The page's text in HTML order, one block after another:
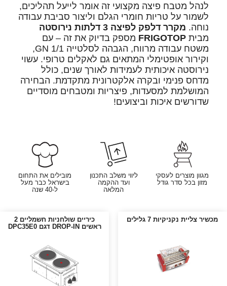
לנהל מטבח פיצה מקצועי זה אומר לייעל תהליכים,
לשמור על טריות חומרי הגלם וליצור סביבת עבודה
נוחה. מקרר דלפק לפיצה 3 דלתות נירוסטה
מבית FRIGOTOP מספק בדיוק את זה – עם
משטח עבודה מרווח, הגבהה לסלטייה 1/1 GN,
וקירור אופטימלי המתאים גם לאקלים טרופי. עשוי
נירוסטה איכותית לעמידות לאורך שנים, כולל
מדחס פנימי ובקרה אלקטרונית מתקדמת. הבחירה
המושלמת למסעדות, פיצריות ומטבחים מוסדיים
שדורשים איכות וביצועים!
מגוון מוצרים לעסקי
מזון בכל סדר גודל
ליווי משלב התכנון
ועד ההקמה
המלאה
מובילים את התחום
בישראל כבר מעל
ל-40 שנה
מכשיר צליית נקניקיות 7 גלילים
כיריים שולחניות חשמליים 2
ראשים DROP-IN דגם DPC35E0